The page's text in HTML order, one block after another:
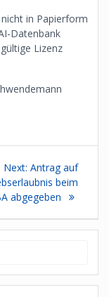
in Papierform
Datenbank
Lizenz
Next: Next
post:
Antrag auf
beim
abgegeben